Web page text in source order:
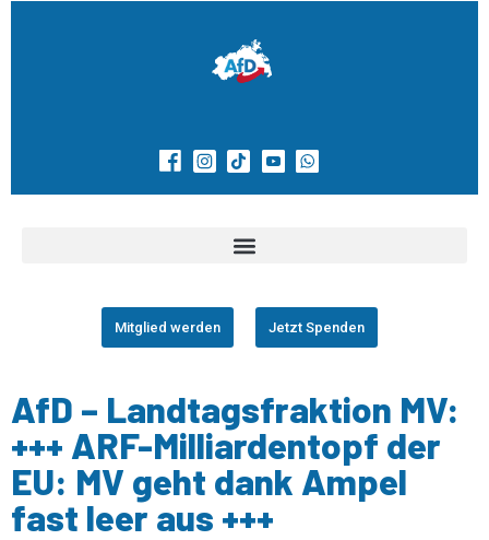
Mitglied werden Jetzt Spenden
AfD – Landtagsfraktion MV:
+++ ARF-Milliardentopf der
EU: MV geht dank Ampel
fast leer aus +++